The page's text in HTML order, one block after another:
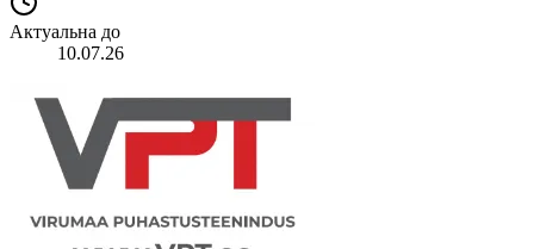
Актуальна до
10.07.26